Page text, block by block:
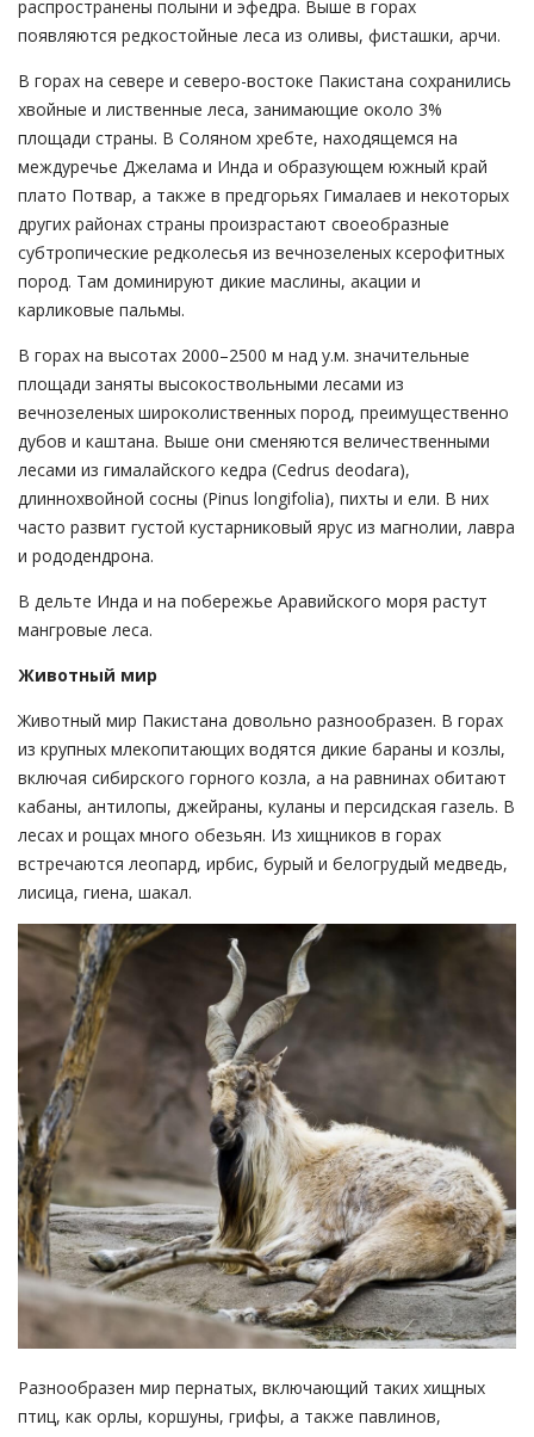
распространены полыни и эфедра. Выше в горах
появляются редкостойные леса из оливы, фисташки, арчи.
В горах на севере и северо-востоке Пакистана сохранились
хвойные и лиственные леса, занимающие около 3%
площади страны. В Соляном хребте, находящемся на
междуречье Джелама и Инда и образующем южный край
плато Потвар, а также в предгорьях Гималаев и некоторых
других районах страны произрастают своеобразные
субтропические редколесья из вечнозеленых ксерофитных
пород. Там доминируют дикие маслины, акации и
карликовые пальмы.
В горах на высотах 2000–2500 м над у.м. значительные
площади заняты высокоствольными лесами из
вечнозеленых широколиственных пород, преимущественно
дубов и каштана. Выше они сменяются величественными
лесами из гималайского кедра (Cedrus deodara),
длиннохвойной сосны (Pinus longifolia), пихты и ели. В них
часто развит густой кустарниковый ярус из магнолии, лавра
и рододендрона.
В дельте Инда и на побережье Аравийского моря растут
мангровые леса.
Животный мир
Животный мир Пакистана довольно разнообразен. В горах
из крупных млекопитающих водятся дикие бараны и козлы,
включая сибирского горного козла, а на равнинах обитают
кабаны, антилопы, джейраны, куланы и персидская газель. В
лесах и рощах много обезьян. Из хищников в горах
встречаются леопард, ирбис, бурый и белогрудый медведь,
лисица, гиена, шакал.
Разнообразен мир пернатых, включающий таких хищных
птиц, как орлы, коршуны, грифы, а также павлинов,